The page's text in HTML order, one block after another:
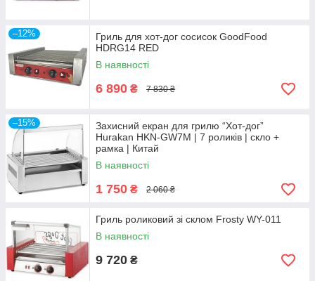
–12%
Гриль для хот-дог сосисок GoodFood
HDRG14 RED
В наявності
6 890 ₴ 7 830 ₴
–15%
Захисний екран для грилю “Хот-дог”
Hurakan HKN-GW7M | 7 роликів | скло +
рамка | Китай
В наявності
1 750 ₴ 2 060 ₴
Гриль роликовий зі склом Frosty WY-011
В наявності
9 720 ₴